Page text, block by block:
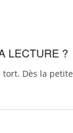
LECTURE ?
Dès la